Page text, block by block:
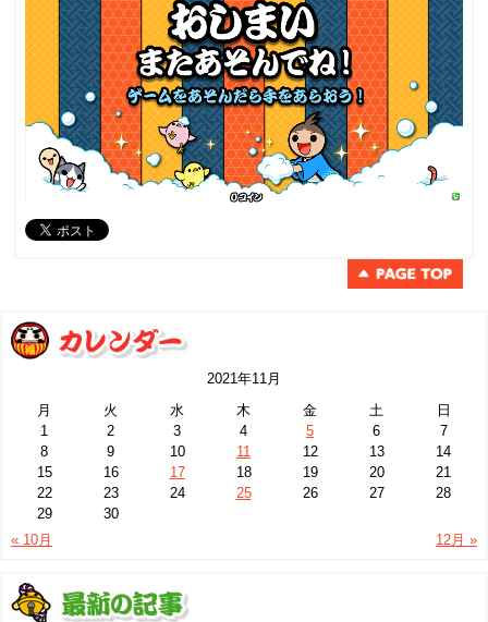
2021年11月
月
火 水 木 金 土
日
1
2 3 4 5 6
7
8
9 10 11 12 13
14
15
16 17 18 19 20
21
22
23 24 25 26 27
28
29
30
« 10月
12月 »